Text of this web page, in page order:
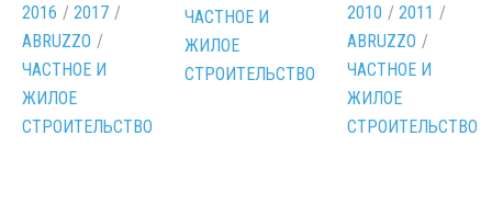
2016 / 2017 /
ABRUZZO /
ЧАСТНОЕ И
ЖИЛОЕ
СТРОИТЕЛЬСТВО
ЧАСТНОЕ И
ЖИЛОЕ
СТРОИТЕЛЬСТВО
2010 / 2011 /
ABRUZZO /
ЧАСТНОЕ И
ЖИЛОЕ
СТРОИТЕЛЬСТВО